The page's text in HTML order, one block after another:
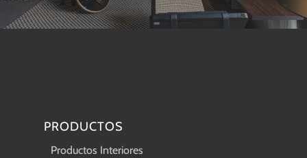
PRODUCTOS
Productos Interiores